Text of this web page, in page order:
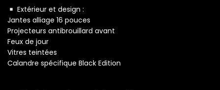
Extérieur et design :
Jantes alliage 16 pouces
Projecteurs antibrouillard avant
Feux de jour
Vitres teintées
Calandre spécifique Black Edition